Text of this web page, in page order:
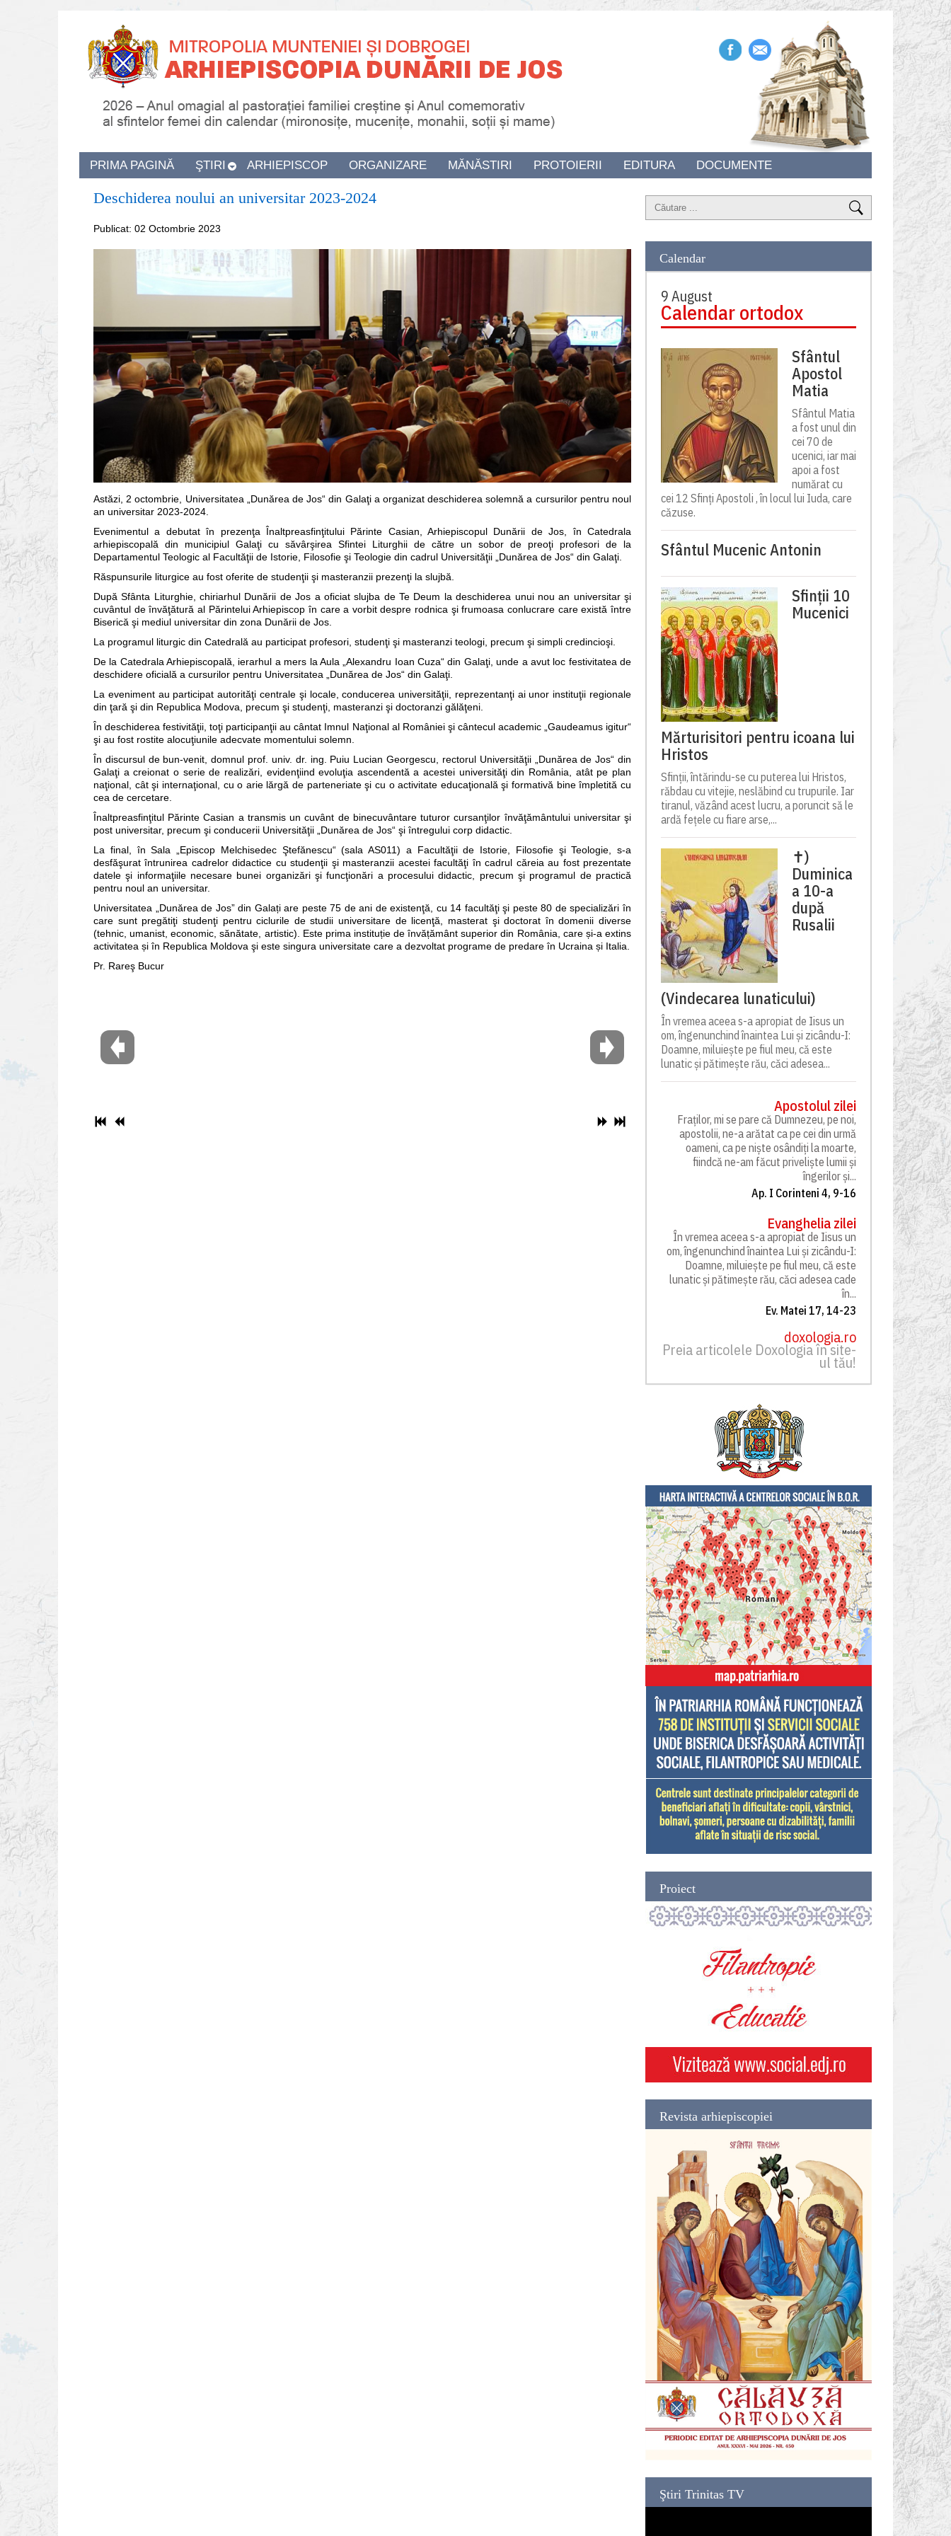
PRIMA PAGINĂ ŞTIRI ARHIEPISCOP ORGANIZARE MĂNĂSTIRI PROTOIERII EDITURA DOCUMENTE
Deschiderea noului an universitar 2023-2024
Publicat: 02 Octombrie 2023
Astăzi, 2 octombrie, Universitatea „Dunărea de Jos“ din Galaţi a organizat deschiderea solemnă a cursurilor pentru noul
an universitar 2023-2024.
Evenimentul a debutat în prezenţa Înaltpreasfinţitului Părinte Casian, Arhiepiscopul Dunării de Jos, în Catedrala
arhiepiscopală din municipiul Galaţi cu săvârşirea Sfintei Liturghii de către un sobor de preoţi profesori de la
Departamentul Teologic al Facultăţii de Istorie, Filosofie şi Teologie din cadrul Universităţii „Dunărea de Jos“ din Galaţi.
Răspunsurile liturgice au fost oferite de studenţii şi masteranzii prezenţi la slujbă.
După Sfânta Liturghie, chiriarhul Dunării de Jos a oficiat slujba de Te Deum la deschiderea unui nou an universitar şi
cuvântul de învăţătură al Părintelui Arhiepiscop în care a vorbit despre rodnica şi frumoasa conlucrare care există între
Biserică şi mediul universitar din zona Dunării de Jos.
La programul liturgic din Catedrală au participat profesori, studenţi şi masteranzi teologi, precum şi simpli credincioşi.
De la Catedrala Arhiepiscopală, ierarhul a mers la Aula „Alexandru Ioan Cuza“ din Galaţi, unde a avut loc festivitatea de
deschidere oficială a cursurilor pentru Universitatea „Dunărea de Jos“ din Galaţi.
La eveniment au participat autorităţi centrale şi locale, conducerea universităţii, reprezentanţi ai unor instituţii regionale
din ţară şi din Republica Modova, precum şi studenţi, masteranzi şi doctoranzi gălăţeni.
În deschiderea festivităţii, toţi participanţii au cântat Imnul Naţional al României şi cântecul academic „Gaudeamus igitur“
şi au fost rostite alocuţiunile adecvate momentului solemn.
În discursul de bun-venit, domnul prof. univ. dr. ing. Puiu Lucian Georgescu, rectorul Universităţii „Dunărea de Jos“ din
Galaţi a creionat o serie de realizări, evidenţiind evoluţia ascendentă a acestei universităţi din România, atât pe plan
naţional, cât şi internaţional, cu o arie lărgă de parteneriate şi cu o activitate educaţională şi formativă bine împletită cu
cea de cercetare.
Înaltpreasfinţitul Părinte Casian a transmis un cuvânt de binecuvântare tuturor cursanţilor învăţământului universitar şi
post universitar, precum şi conducerii Universităţii „Dunărea de Jos“ şi întregului corp didactic.
La final, în Sala „Episcop Melchisedec Ştefănescu“ (sala AS011) a Facultăţii de Istorie, Filosofie şi Teologie, s-a
desfăşurat întrunirea cadrelor didactice cu studenţii şi masteranzii acestei facultăţi în cadrul căreia au fost prezentate
datele şi informaţiile necesare bunei organizări şi funcţionări a procesului didactic, precum şi programul de practică
pentru noul an universitar.
Universitatea „Dunărea de Jos” din Galați are peste 75 de ani de existenţă, cu 14 facultăţi şi peste 80 de specializări în
care sunt pregătiţi studenţi pentru ciclurile de studii universitare de licenţă, masterat şi doctorat în domenii diverse
(tehnic, umanist, economic, sănătate, artistic). Este prima instituție de învățământ superior din România, care și-a extins
activitatea și în Republica Moldova şi este singura universitate care a dezvoltat programe de predare în Ucraina și Italia.
Pr. Rareş Bucur
Calendar
9 August
Calendar ortodox
Sfântul
Apostol
Matia
Sfântul Matia
a fost unul din
cei 70 de
ucenici, iar mai
apoi a fost
numărat cu
cei 12 Sfinți Apostoli , în locul lui Iuda, care
căzuse.
Sfântul Mucenic Antonin
Sfinții 10
Mucenici
Mărturisitori pentru icoana lui
Hristos
Sfinții, întărindu-se cu puterea lui Hristos,
răbdau cu vitejie, neslăbind cu trupurile. Iar
tiranul, văzând acest lucru, a poruncit să le
ardă fețele cu fiare arse,...
✝)
Duminica
a 10-a
după
Rusalii
(Vindecarea lunaticului)
În vremea aceea s-a apropiat de Iisus un
om, îngenunchind înaintea Lui și zicându-I:
Doamne, miluiește pe fiul meu, că este
lunatic și pătimește rău, căci adesea...
Apostolul zilei
Fraților, mi se pare că Dumnezeu, pe noi,
apostolii, ne-a arătat ca pe cei din urmă
oameni, ca pe niște osândiți la moarte,
fiindcă ne-am făcut priveliște lumii și
îngerilor și...
Ap. I Corinteni 4, 9-16
Evanghelia zilei
În vremea aceea s-a apropiat de Iisus un
om, îngenunchind înaintea Lui și zicându-I:
Doamne, miluiește pe fiul meu, că este
lunatic și pătimește rău, căci adesea cade
în...
Ev. Matei 17, 14-23
doxologia.ro
Preia articolele Doxologia în site-
ul tău!
Proiect
Revista arhiepiscopiei
Ştiri Trinitas TV